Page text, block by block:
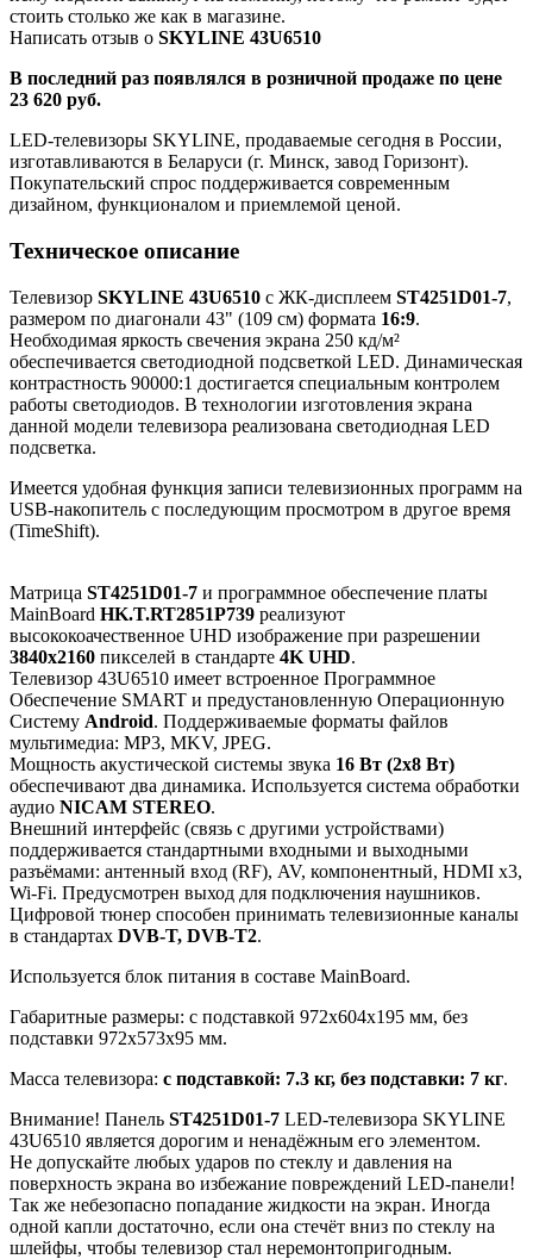
стоить столько же как в магазине.
Написать отзыв о SKYLINE 43U6510
В последний раз появлялся в розничной продаже по цене
23 620 руб.
LED-телевизоры SKYLINE, продаваемые сегодня в России,
изготавливаются в Беларуси (г. Минск, завод Горизонт).
Покупательский спрос поддерживается современным
дизайном, функционалом и приемлемой ценой.
Техническое описание
Телевизор SKYLINE 43U6510 с ЖК-дисплеем ST4251D01-7,
размером по диагонали 43" (109 см) формата 16:9.
Необходимая яркость свечения экрана 250 кд/м²
обеспечивается светодиодной подсветкой LED. Динамическая
контрастность 90000:1 достигается специальным контролем
работы светодиодов. В технологии изготовления экрана
данной модели телевизора реализована светодиодная LED
подсветка.
Имеется удобная функция записи телевизионных программ на
USB-накопитель с последующим просмотром в другое время
(TimeShift).
Матрица ST4251D01-7 и программное обеспечение платы
MainBoard HK.T.RT2851P739 реализуют
высококоачественное UHD изображение при разрешении
3840x2160 пикселей в стандарте 4K UHD.
Телевизор 43U6510 имеет встроенное Программное
Обеспечение SMART и предустановленную Операционную
Систему Android. Поддерживаемые форматы файлов
мультимедиа: MP3, MKV, JPEG.
Мощность акустической системы звука 16 Вт (2x8 Вт)
обеспечивают два динамика. Используется система обработки
аудио NICAM STEREO.
Внешний интерфейс (связь с другими устройствами)
поддерживается стандартными входными и выходными
разъёмами: антенный вход (RF), AV, компонентный, HDMI x3,
Wi-Fi. Предусмотрен выход для подключения наушников.
Цифровой тюнер способен принимать телевизионные каналы
в стандартах DVB-T, DVB-T2.
Используется блок питания в составе MainBoard.
Габаритные размеры: с подставкой 972x604x195 мм, без
подставки 972x573x95 мм.
Масса телевизора: с подставкой: 7.3 кг, без подставки: 7 кг.
Внимание! Панель ST4251D01-7 LED-телевизора SKYLINE
43U6510 является дорогим и ненадёжным его элементом.
Не допускайте любых ударов по стеклу и давления на
поверхность экрана во избежание повреждений LED-панели!
Так же небезопасно попадание жидкости на экран. Иногда
одной капли достаточно, если она стечёт вниз по стеклу на
шлейфы, чтобы телевизор стал неремонтопригодным.